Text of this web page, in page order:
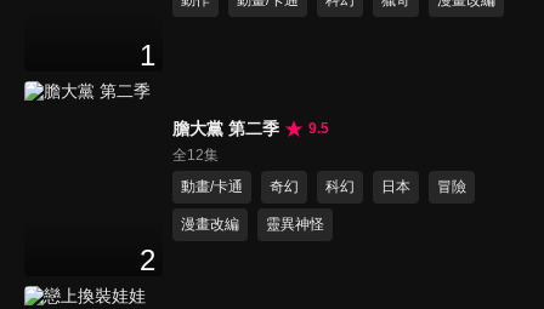
1
2
膽大黨 第二季
9.5
全12集
動畫/卡通
奇幻 科幻 日本 冒險
漫畫改編 靈異神怪